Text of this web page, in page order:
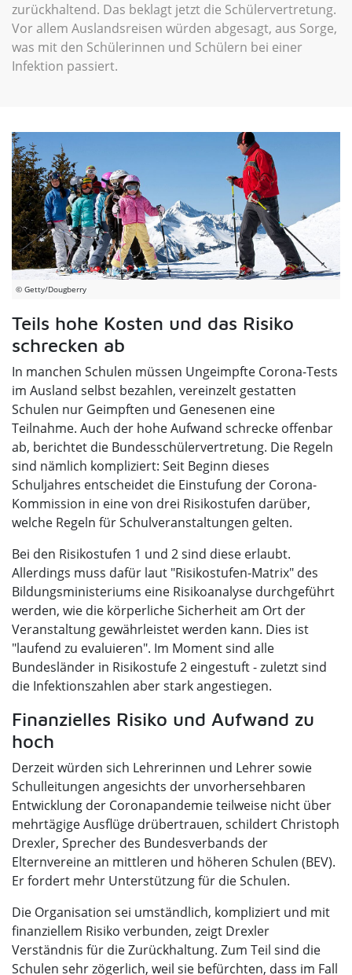
zurückhaltend. Das beklagt jetzt die Schülervertretung.
Vor allem Auslandsreisen würden abgesagt, aus Sorge,
was mit den Schülerinnen und Schülern bei einer
Infektion passiert.
© Getty/Dougberry
Teils hohe Kosten und das Risiko
schrecken ab
In manchen Schulen müssen Ungeimpfte Corona-Tests
im Ausland selbst bezahlen, vereinzelt gestatten
Schulen nur Geimpften und Genesenen eine
Teilnahme. Auch der hohe Aufwand schrecke offenbar
ab, berichtet die Bundesschülervertretung. Die Regeln
sind nämlich kompliziert: Seit Beginn dieses
Schuljahres entscheidet die Einstufung der Corona-
Kommission in eine von drei Risikostufen darüber,
welche Regeln für Schulveranstaltungen gelten.
Bei den Risikostufen 1 und 2 sind diese erlaubt.
Allerdings muss dafür laut "Risikostufen-Matrix" des
Bildungsministeriums eine Risikoanalyse durchgeführt
werden, wie die körperliche Sicherheit am Ort der
Veranstaltung gewährleistet werden kann. Dies ist
"laufend zu evaluieren". Im Moment sind alle
Bundesländer in Risikostufe 2 eingestuft - zuletzt sind
die Infektionszahlen aber stark angestiegen.
Finanzielles Risiko und Aufwand zu
hoch
Derzeit würden sich Lehrerinnen und Lehrer sowie
Schulleitungen angesichts der unvorhersehbaren
Entwicklung der Coronapandemie teilweise nicht über
mehrtägige Ausflüge drübertrauen, schildert Christoph
Drexler, Sprecher des Bundesverbands der
Elternvereine an mittleren und höheren Schulen (BEV).
Er fordert mehr Unterstützung für die Schulen.
Die Organisation sei umständlich, kompliziert und mit
finanziellem Risiko verbunden, zeigt Drexler
Verständnis für die Zurückhaltung. Zum Teil sind die
Schulen sehr zögerlich, weil sie befürchten, dass im Fall